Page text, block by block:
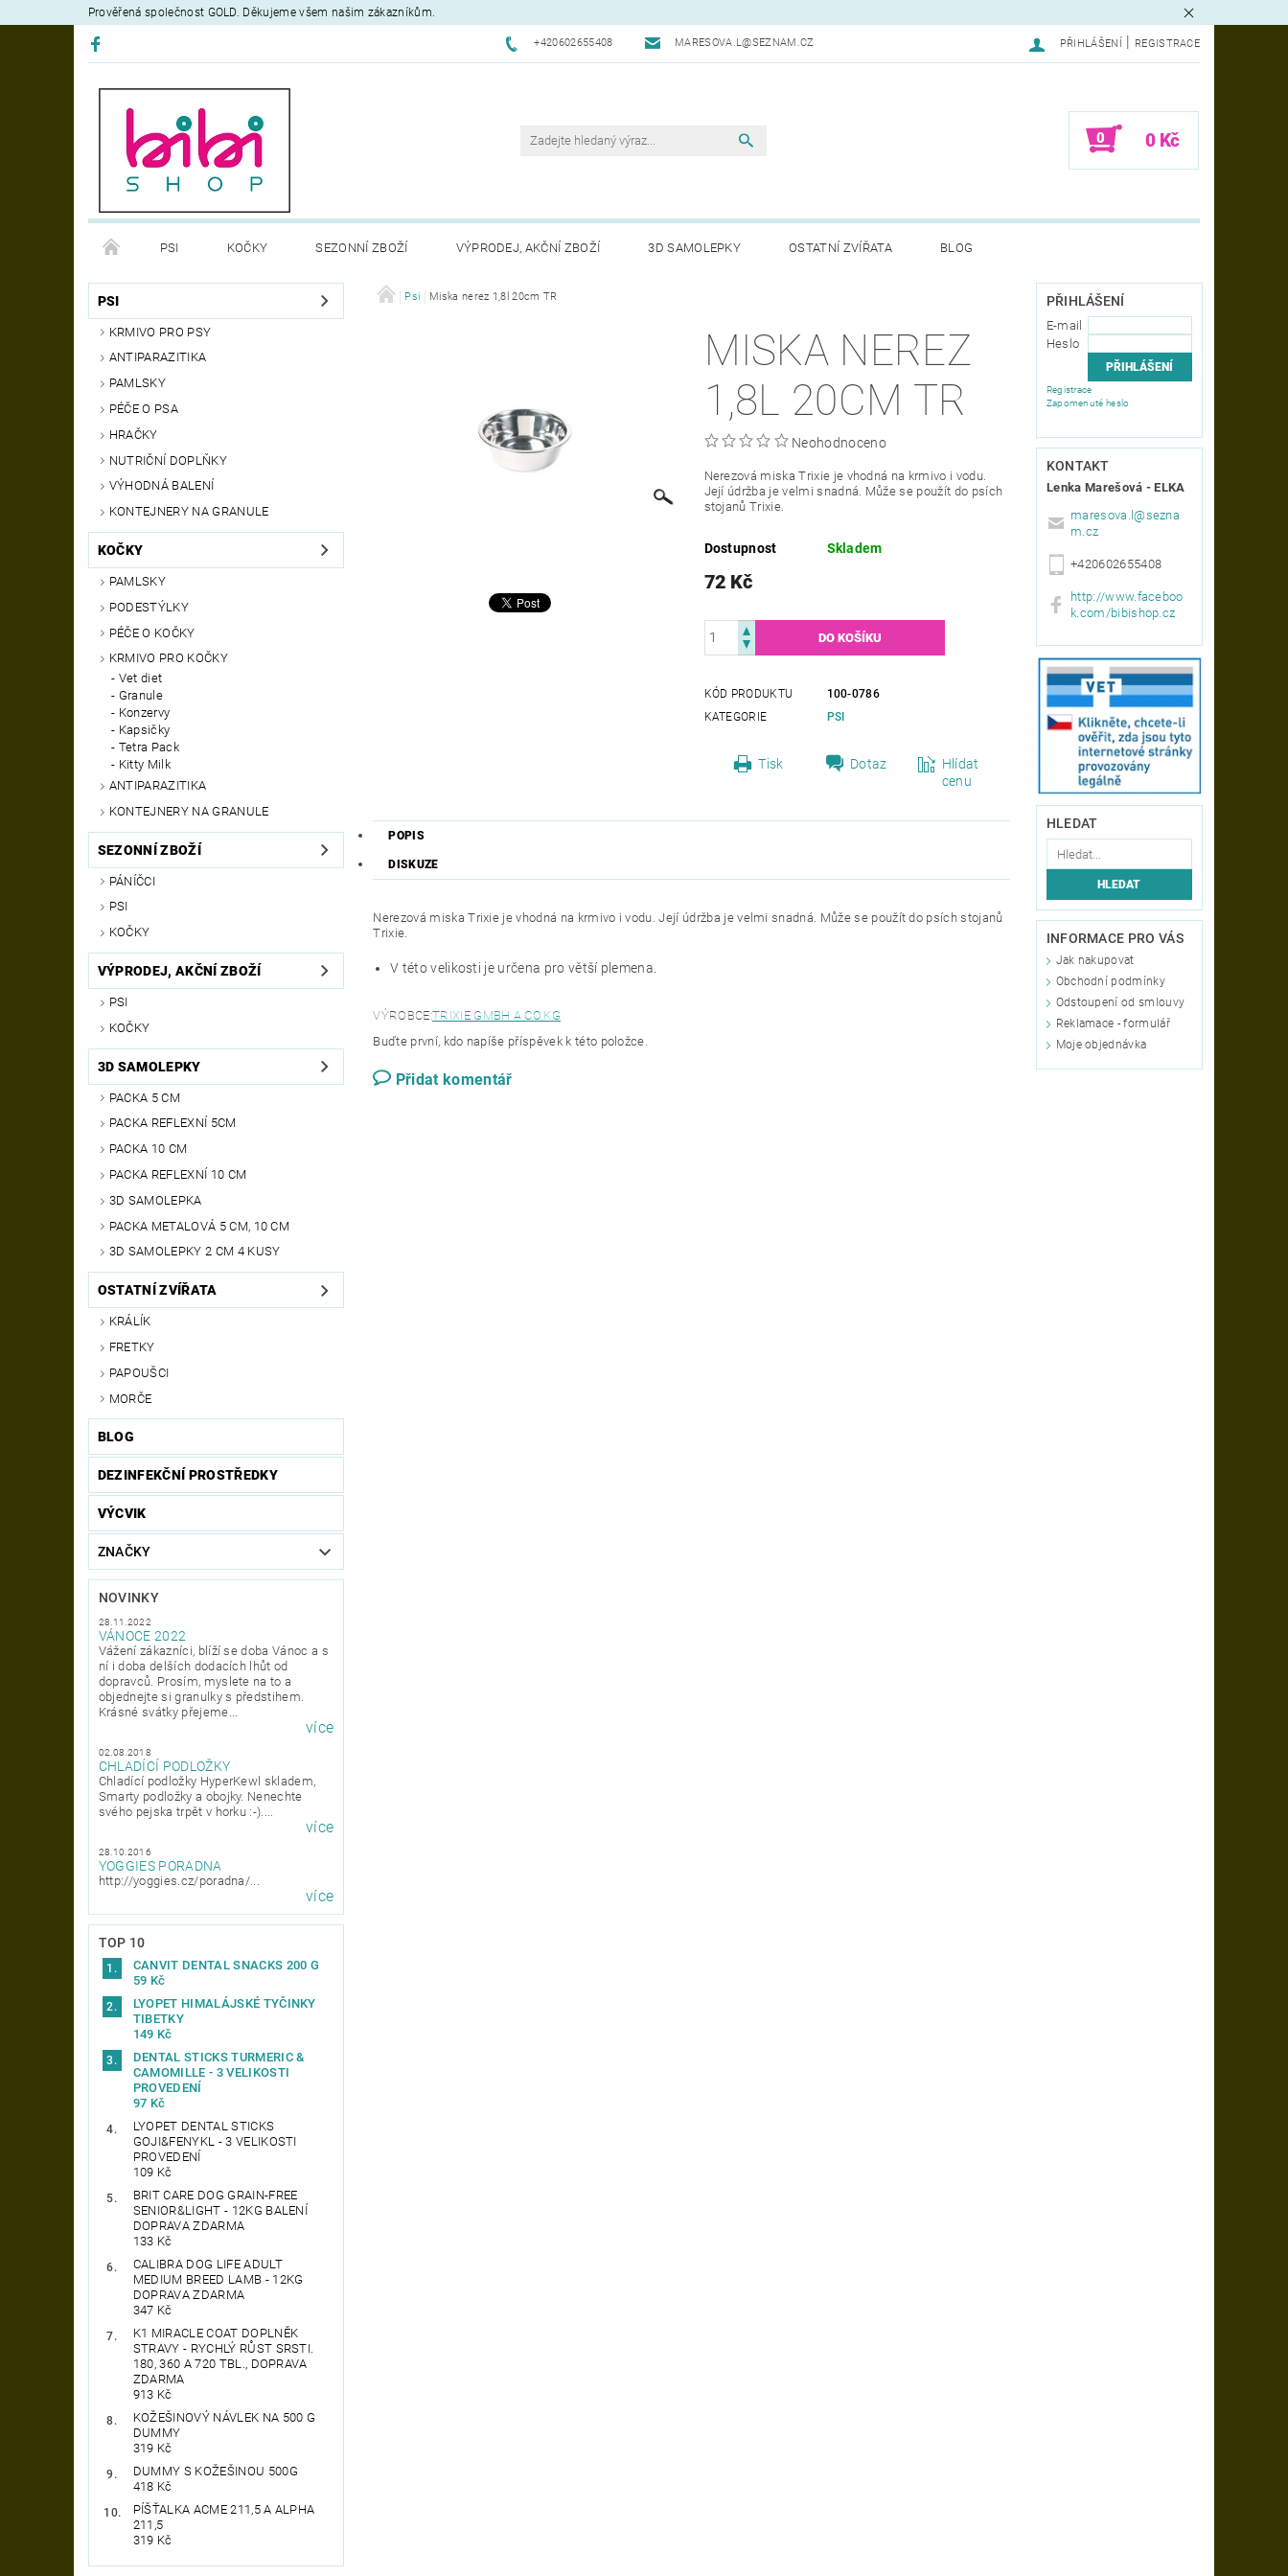
Prověřená společnost GOLD. Děkujeme všem našim zákazníkům.
+420602655408 MARESOVA.L@SEZNAM.CZ PŘIHLÁŠENÍ REGISTRACE
0 0 Kč
PSI KOČKY SEZONNÍ ZBOŽÍ VÝPRODEJ, AKČNÍ ZBOŽÍ 3D SAMOLEPKY OSTATNÍ ZVÍŘATA BLOG
DEZINFEKČNÍ PROSTŘEDKY VÝCVIK OBCHODNÍ PODMÍNKY
PSI
KRMIVO PRO PSY
ANTIPARAZITIKA
PAMLSKY
PÉČE O PSA
HRAČKY
NUTRIČNÍ DOPLŇKY
VÝHODNÁ BALENÍ
KONTEJNERY NA GRANULE
KOČKY
PAMLSKY
PODESTÝLKY
PÉČE O KOČKY
KRMIVO PRO KOČKY
Vet diet
Granule
Konzervy
Kapsičky
Tetra Pack
Kitty Milk
ANTIPARAZITIKA
KONTEJNERY NA GRANULE
SEZONNÍ ZBOŽÍ
PÁNÍČCI
PSI
KOČKY
VÝPRODEJ, AKČNÍ ZBOŽÍ
PSI
KOČKY
3D SAMOLEPKY
PACKA 5 CM
PACKA REFLEXNÍ 5CM
PACKA 10 CM
PACKA REFLEXNÍ 10 CM
3D SAMOLEPKA
PACKA METALOVÁ 5 CM, 10 CM
3D SAMOLEPKY 2 CM 4 KUSY
OSTATNÍ ZVÍŘATA
KRÁLÍK
FRETKY
PAPOUŠCI
MORČE
BLOG
DEZINFEKČNÍ PROSTŘEDKY
VÝCVIK
ZNAČKY
NOVINKY
28.11.2022
VÁNOCE 2022
Vážení zákazníci, blíží se doba Vánoc a s
ní i doba delších dodacích lhůt od
dopravců. Prosím, myslete na to a
objednejte si granulky s předstihem.
Krásné svátky přejeme...
více
02.08.2018
CHLADÍCÍ PODLOŽKY
Chladící podložky HyperKewl skladem,
Smarty podložky a obojky. Nenechte
svého pejska trpět v horku :-)....
více
28.10.2016
YOGGIES PORADNA
http://yoggies.cz/poradna/...
více
TOP 10
CANVIT DENTAL SNACKS 200 G
59 Kč
LYOPET HIMALÁJSKÉ TYČINKY
TIBETKY
149 Kč
DENTAL STICKS TURMERIC &
CAMOMILLE - 3 VELIKOSTI
PROVEDENÍ
97 Kč
LYOPET DENTAL STICKS
GOJI&FENYKL - 3 VELIKOSTI
PROVEDENÍ
109 Kč
BRIT CARE DOG GRAIN-FREE
SENIOR&LIGHT - 12KG BALENÍ
DOPRAVA ZDARMA
133 Kč
CALIBRA DOG LIFE ADULT
MEDIUM BREED LAMB - 12KG
DOPRAVA ZDARMA
347 Kč
K1 MIRACLE COAT DOPLNĚK
STRAVY - RYCHLÝ RŮST SRSTI.
180, 360 A 720 TBL., DOPRAVA
ZDARMA
913 Kč
KOŽEŠINOVÝ NÁVLEK NA 500 G
DUMMY
319 Kč
DUMMY S KOŽEŠINOU 500G
418 Kč
PÍŠŤALKA ACME 211,5 A ALPHA
211,5
319 Kč
Psi Miska nerez 1,8l 20cm TR
MISKA NEREZ
1,8L 20CM TR
Neohodnoceno
Nerezová miska Trixie je vhodná na krmivo i vodu.
Její údržba je velmi snadná. Může se použít do psích
stojanů Trixie.
Dostupnost Skladem
72 Kč
KÓD PRODUKTU
100-0786
KATEGORIE
PSI
Tisk Dotaz
Hlídat
cenu
POPIS
DISKUZE
Nerezová miska Trixie je vhodná na krmivo i vodu. Její údržba je velmi snadná. Může se použít do psích stojanů
Trixie.
V této velikosti je určena pro větší plemena.
VÝROBCE:TRIXIE GMBH A CO.KG
Buďte první, kdo napíše příspěvek k této položce.
Přidat komentář
PŘIHLÁŠENÍ
E-mail
Heslo
Registrace
Zapomenuté heslo
KONTAKT
Lenka Marešová - ELKA
maresova.l@sezna
m.cz
+420602655408
http://www.faceboo
k.com/bibishop.cz
HLEDAT
INFORMACE PRO VÁS
Jak nakupovat
Obchodní podmínky
Odstoupení od smlouvy
Reklamace - formulář
Moje objednávka